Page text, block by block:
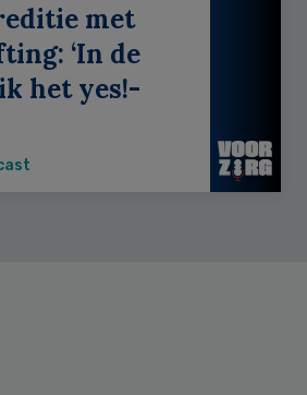
met
‘In de
het yes!-